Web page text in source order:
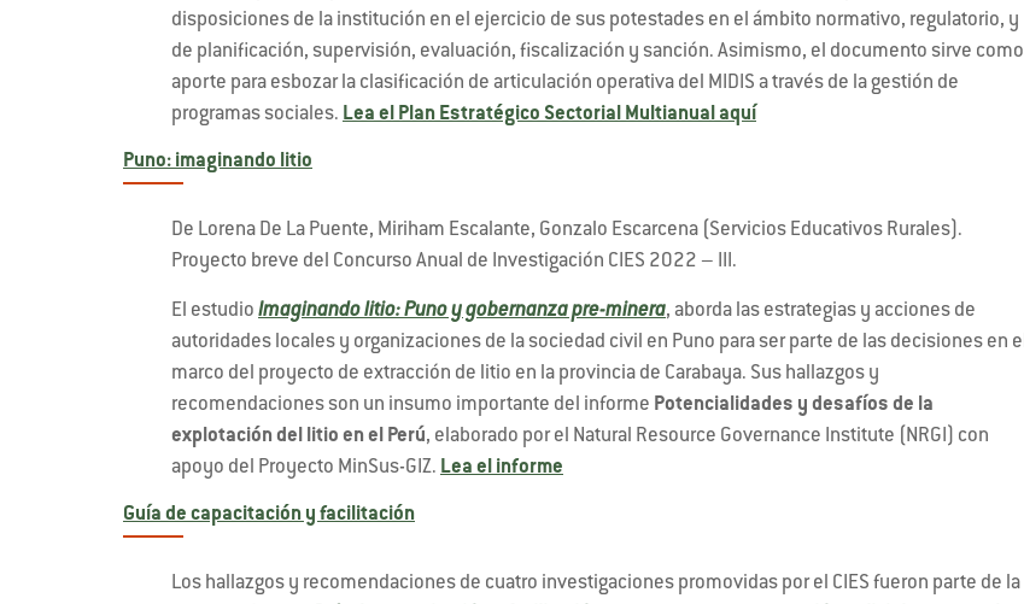
disposiciones de la institución en el ejercicio de sus potestades en el ámbito normativo, regulatorio, y
de planificación, supervisión, evaluación, fiscalización y sanción. Asimismo, el documento sirve como
aporte para esbozar la clasificación de articulación operativa del MIDIS a través de la gestión de
programas sociales. Lea el Plan Estratégico Sectorial Multianual aquí
Puno: imaginando litio
De Lorena De La Puente, Miriham Escalante, Gonzalo Escarcena (Servicios Educativos Rurales).
Proyecto breve del Concurso Anual de Investigación CIES 2022 – III.
El estudio Imaginando litio: Puno y gobernanza pre-minera, aborda las estrategias y acciones de
autoridades locales y organizaciones de la sociedad civil en Puno para ser parte de las decisiones en el
marco del proyecto de extracción de litio en la provincia de Carabaya. Sus hallazgos y
recomendaciones son un insumo importante del informe Potencialidades y desafíos de la
explotación del litio en el Perú, elaborado por el Natural Resource Governance Institute (NRGI) con
apoyo del Proyecto MinSus-GIZ. Lea el informe
Guía de capacitación y facilitación
Los hallazgos y recomendaciones de cuatro investigaciones promovidas por el CIES fueron parte de la